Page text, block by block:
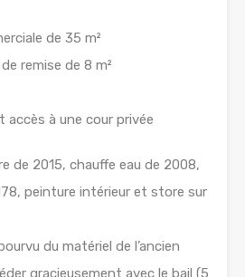
de 35 m²
remise de 8 m²
accès à une cour privée
de 2015, chauffe eau de 2008,
peinture intérieur et store sur
du matériel de l’ancien
gracieusement avec le bail (5